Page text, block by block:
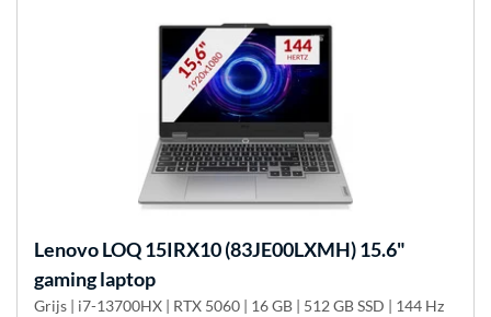
LenovoLOQ 15IRX10 (83JE00LXMH) 15.6"
gaming laptop
Grijs | i7-13700HX | RTX 5060 | 16 GB | 512 GB SSD | 144 Hz